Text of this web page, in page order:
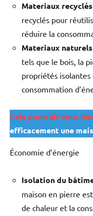
Materiaux recyclés
recyclés pour
réduire la
Materiaux naturels
tels que le bois, la
propriétés
consommation
Cela pourrait vous
efficacement une
Économie d’énergie
Isolation du
maison en pierre
de chaleur et la